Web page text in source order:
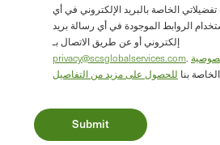
تفضيلاتي الخاصة بالبريد الإلكتروني في أي
الروابط الموجودة في أي رسالة بريد
إلكتروني أو عن طريق الاتصال بـ
privacy@scsglobalservices.com
الخاصة بنا للحصول على مزيد من التفاصيل